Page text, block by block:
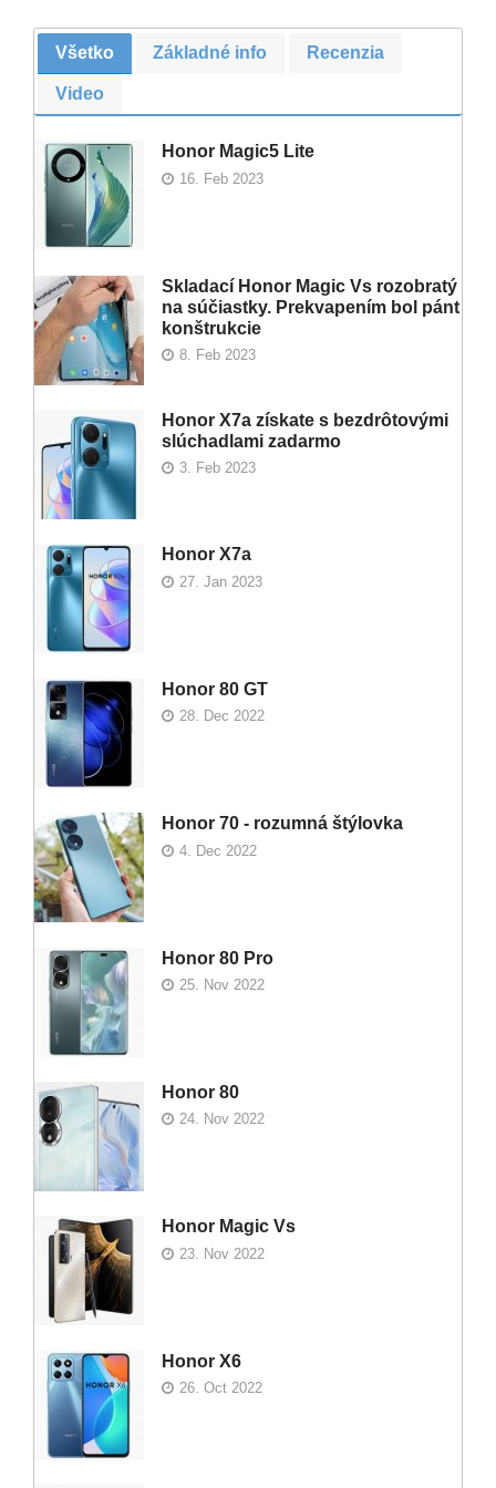
Všetko Základné info Recenzia
Video
Honor Magic5 Lite
16. Feb 2023
Skladací Honor Magic Vs rozobratý
na súčiastky. Prekvapením bol pánt
konštrukcie
8. Feb 2023
Honor X7a získate s bezdrôtovými
slúchadlami zadarmo
3. Feb 2023
Honor X7a
27. Jan 2023
Honor 80 GT
28. Dec 2022
Honor 70 - rozumná štýlovka
4. Dec 2022
Honor 80 Pro
25. Nov 2022
Honor 80
24. Nov 2022
Honor Magic Vs
23. Nov 2022
Honor X6
26. Oct 2022